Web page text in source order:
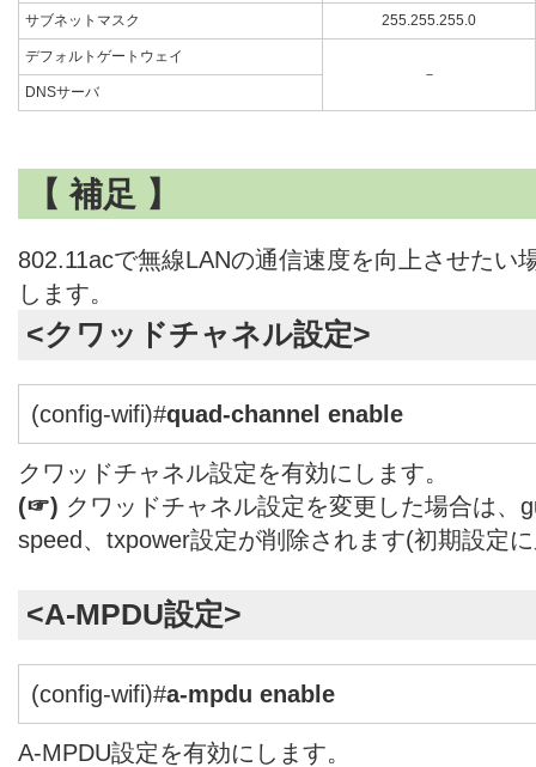
サブネットマスク 255.255.255.0
デフォルトゲートウェイ
－
DNSサーバ
【 補足 】
802.11acで無線LANの通信速度を向上させたい
します。
<クワッドチャネル設定>
(config-wifi)#quad-channel enable
クワッドチャネル設定を有効にします。
(☞) クワッドチャネル設定を変更した場合は、
speed、txpower設定が削除されます(初期設定
<A-MPDU設定>
(config-wifi)#a-mpdu enable
A-MPDU設定を有効にします。